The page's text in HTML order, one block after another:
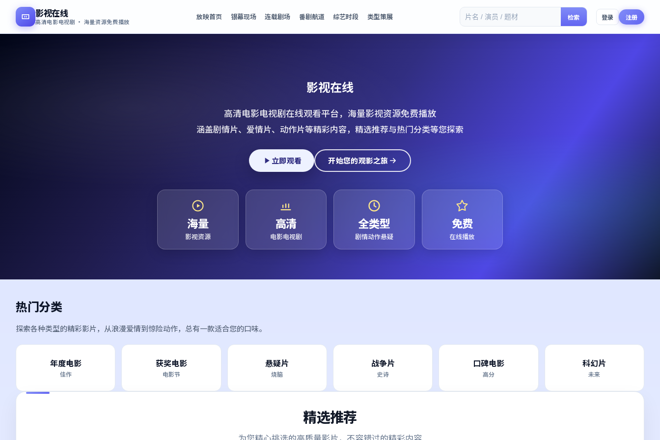
影视在线
高清电影电视剧 · 海量资源免费播放
放映首页 银幕现场 连载剧场 番剧航道 综艺时段 类型策展 检索 登录 注册
影视在线
高清电影电视剧在线观看平台，海量影视资源免费播放
涵盖剧情片、爱情片、动作片等精彩内容，精选推荐与热门分类等您探索
立即观看 开始您的观影之旅
海量
影视资源
高清
电影电视剧
全类型
剧情动作悬疑
免费
在线播放
热门分类
探索各种类型的精彩影片，从浪漫爱情到惊险动作，总有一款适合您的口味。
年度电影
佳作
获奖电影
电影节
悬疑片
烧脑
战争片
史诗
口碑电影
高分
科幻片
未来
精选推荐